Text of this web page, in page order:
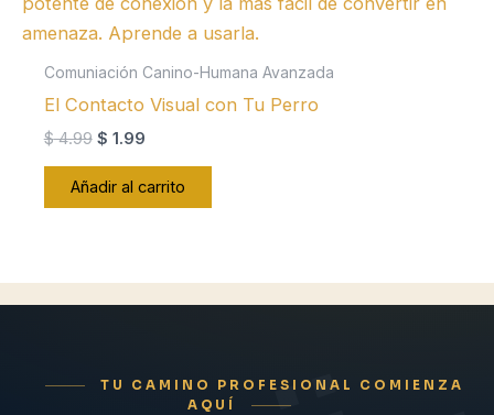
Comuniación Canino-Humana Avanzada
El Contacto Visual con Tu Perro
$4.99 El
original
$ 1.99El
actual
Añadir al carrito
TU CAMINO PROFESIONAL COMIENZA
AQUÍ